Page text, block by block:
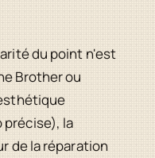
du point n'est
Brother ou
la
de la réparation